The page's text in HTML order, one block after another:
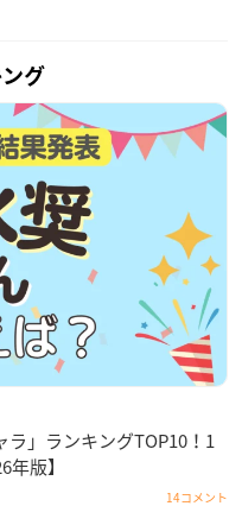
グ
」ランキングTOP10！1
版】
14コメント